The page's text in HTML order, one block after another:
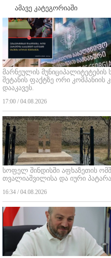
ამავე კატეგორიაში
მარნეულის მუნიციპალიტეტების
შეტანის ფაქტზე ორი
დააკავეს.
17:00 / 04.08.2026
სოფელ შინდისში აფხაზეთის
თვალიაშვილისა და იური
16:34 / 04.08.2026